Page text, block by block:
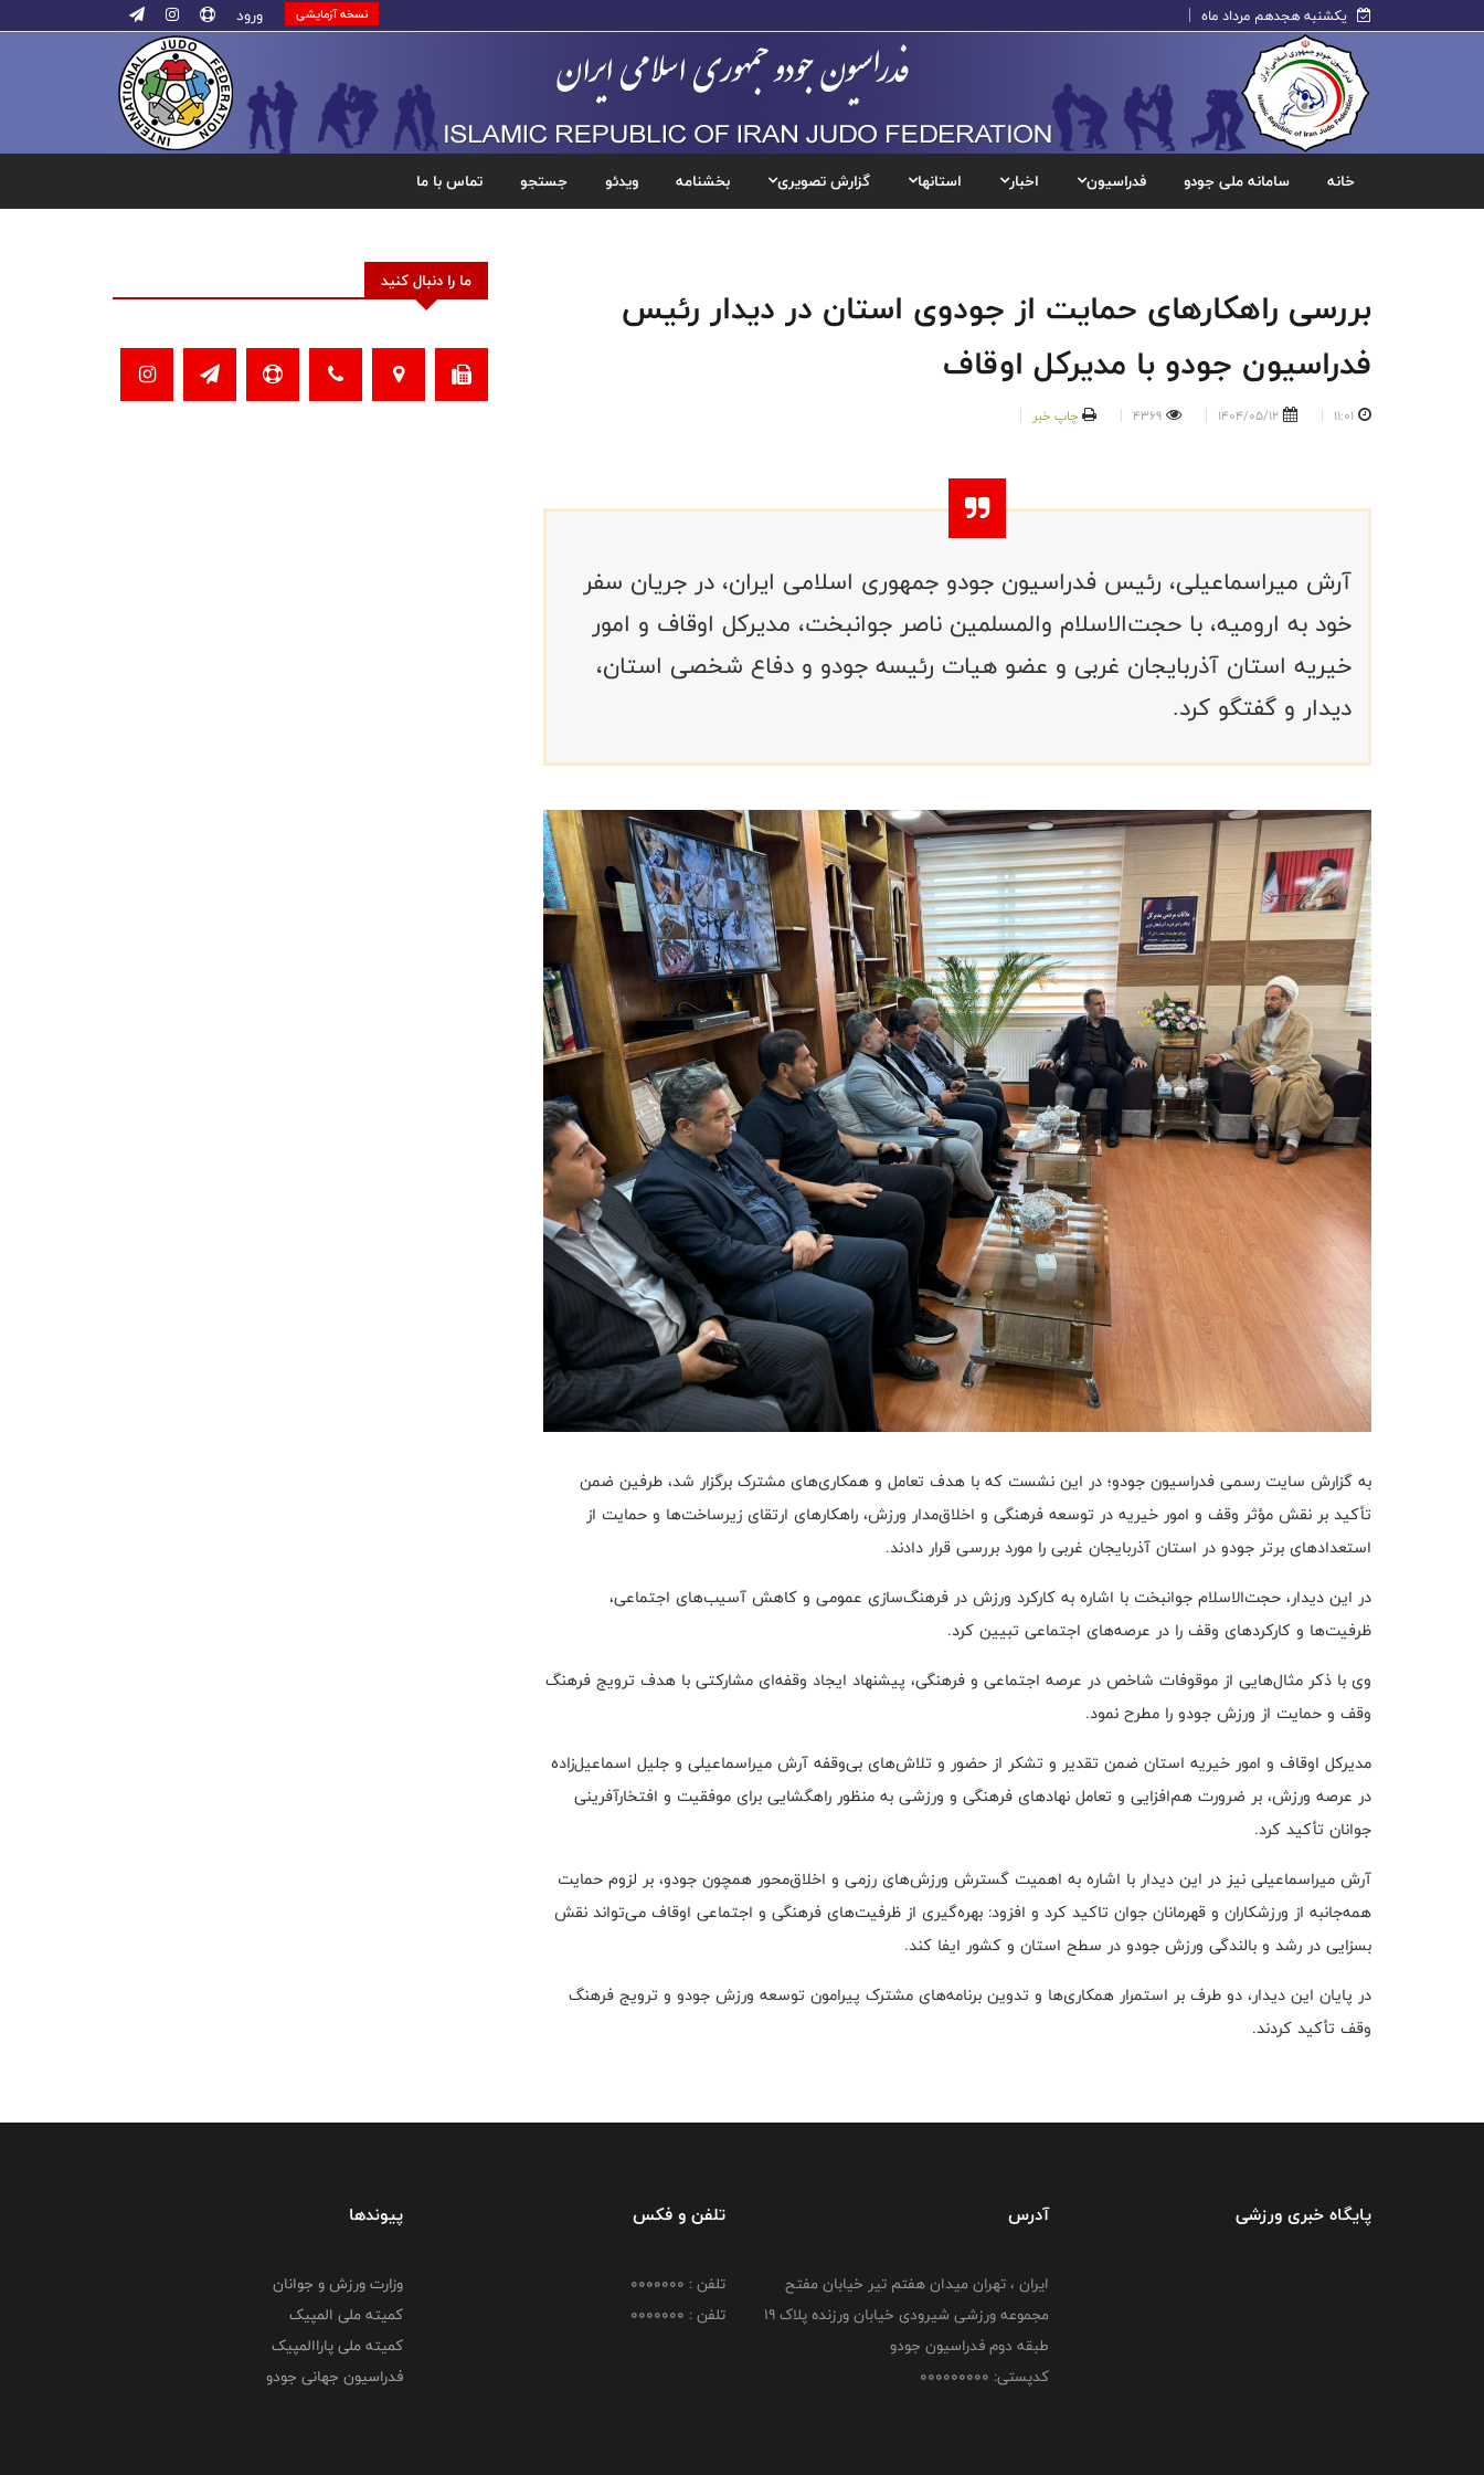
یکشنبه هجدهم مرداد ماه نسخه آزمایشی ورود
خانه سامانه ملی جودو فدراسیون اخبار استانها گزارش تصویری بخشنامه ویدئو جستجو تماس با ما
بررسی راهکارهای حمایت از جودوی استان در دیدار رئیس
فدراسیون جودو با مدیرکل اوقاف
11:01
1404/05/12
4369 چاپ خبر
آرش میراسماعیلی، رئیس فدراسیون جودو جمهوری اسلامی ایران، در جریان سفر
خود به ارومیه، با حجت‌الاسلام والمسلمین ناصر جوانبخت، مدیرکل اوقاف و امور
خیریه استان آذربایجان غربی و عضو هیات رئیسه جودو و دفاع شخصی استان،
دیدار و گفتگو کرد.
به گزارش سایت رسمی فدراسیون جودو؛ در این نشست که با هدف تعامل و همکاری‌های مشترک برگزار شد، طرفین ضمن
تأکید بر نقش مؤثر وقف و امور خیریه در توسعه فرهنگی و اخلاق‌مدار ورزش، راهکارهای ارتقای زیرساخت‌ها و حمایت از
استعدادهای برتر جودو در استان آذربایجان غربی را مورد بررسی قرار دادند.
در این دیدار، حجت‌الاسلام جوانبخت با اشاره به کارکرد ورزش در فرهنگ‌سازی عمومی و کاهش آسیب‌های اجتماعی،
ظرفیت‌ها و کارکردهای وقف را در عرصه‌های اجتماعی تبیین کرد.
وی با ذکر مثال‌هایی از موقوفات شاخص در عرصه اجتماعی و فرهنگی، پیشنهاد ایجاد وقفه‌ای مشارکتی با هدف ترویج فرهنگ
وقف و حمایت از ورزش جودو را مطرح نمود.
مدیرکل اوقاف ‌و امور خیریه استان ضمن تقدیر و تشکر از حضور و تلاش‌های بی‌وقفه آرش میراسماعیلی و جلیل اسماعیل‌زاده
در عرصه ورزش، بر ضرورت هم‌افزایی و تعامل نهادهای فرهنگی و ورزشی به منظور راهگشایی برای موفقیت و افتخارآفرینی
جوانان تأکید کرد.
آرش میراسماعیلی نیز در این دیدار با اشاره به اهمیت گسترش ورزش‌های رزمی و اخلاق‌محور همچون جودو، بر لزوم حمایت
همه‌جانبه از ورزشکاران و قهرمانان جوان تاکید کرد و افزود: بهره‌گیری از ظرفیت‌های فرهنگی و اجتماعی اوقاف می‌تواند نقش
بسزایی در رشد و بالندگی ورزش جودو در سطح استان و کشور ایفا کند.
در پایان این دیدار، دو طرف بر استمرار همکاری‌ها و تدوین برنامه‌های مشترک پیرامون توسعه ورزش جودو و ترویج فرهنگ
وقف تأکید کردند.
ما را دنبال کنید
پایگاه خبری ورزشی آدرس
ایران ، تهران میدان هفتم تیر خیابان مفتح
مجموعه ورزشی شیرودی خیابان ورزنده پلاک ۱۹
طبقه دوم فدراسیون جودو
کدپستی: 000000000
تلفن و فکس
تلفن : 0000000
تلفن : 0000000
پیوندها
وزارت ورزش و جوانان
کمیته ملی المپیک
کمیته ملی پاراالمپیک
فدراسیون جهانی جودو